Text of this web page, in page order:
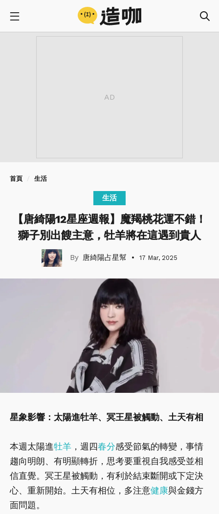
首頁 生活
生活
【唐綺陽12星座週報】魔羯桃花運不錯！
獅子別出餿主意，牡羊將在這遇到貴人
唐綺陽占星幫 17 Mar, 2025
星象影響：太陽進牡羊、冥王星被觸動、土天有相
本週太陽進牡羊 ，週四春分感受節氣的轉變，事情
趨向明朗、有明顯轉折，思考要重視自我感受並相
信直覺。冥王星被觸動，有利於結束斷開或下定決
心、重新開始。土天有相位，多注意健康與金錢方
面問題。